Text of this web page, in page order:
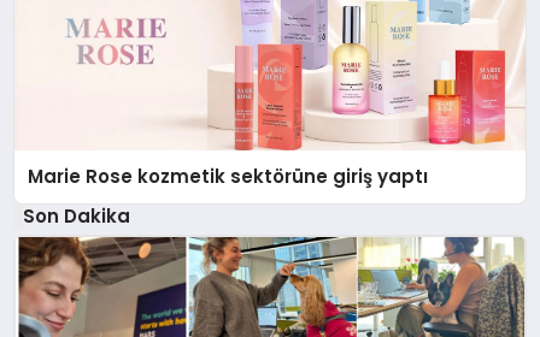
Marie Rose kozmetik sektörüne giriş yaptı
Son Dakika